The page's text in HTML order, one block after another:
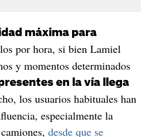
máxima para
por hora, si bien Lamiel
y momentos determinados
en la vía llega
los usuarios habituales han
especialmente la
desde que se